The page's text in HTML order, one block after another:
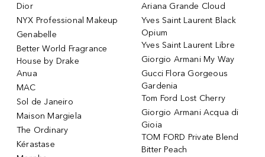
Dior
NYX Professional Makeup
Genabelle
Better World Fragrance
House by Drake
Anua
MAC
Sol de Janeiro
Maison Margiela
The Ordinary
Kérastase
Ariana Grande Cloud
Yves Saint Laurent Black
Opium
Yves Saint Laurent Libre
Giorgio Armani My Way
Gucci Flora Gorgeous
Gardenia
Tom Ford Lost Cherry
Giorgio Armani Acqua di
Gioia
TOM FORD Private Blend
Bitter Peach